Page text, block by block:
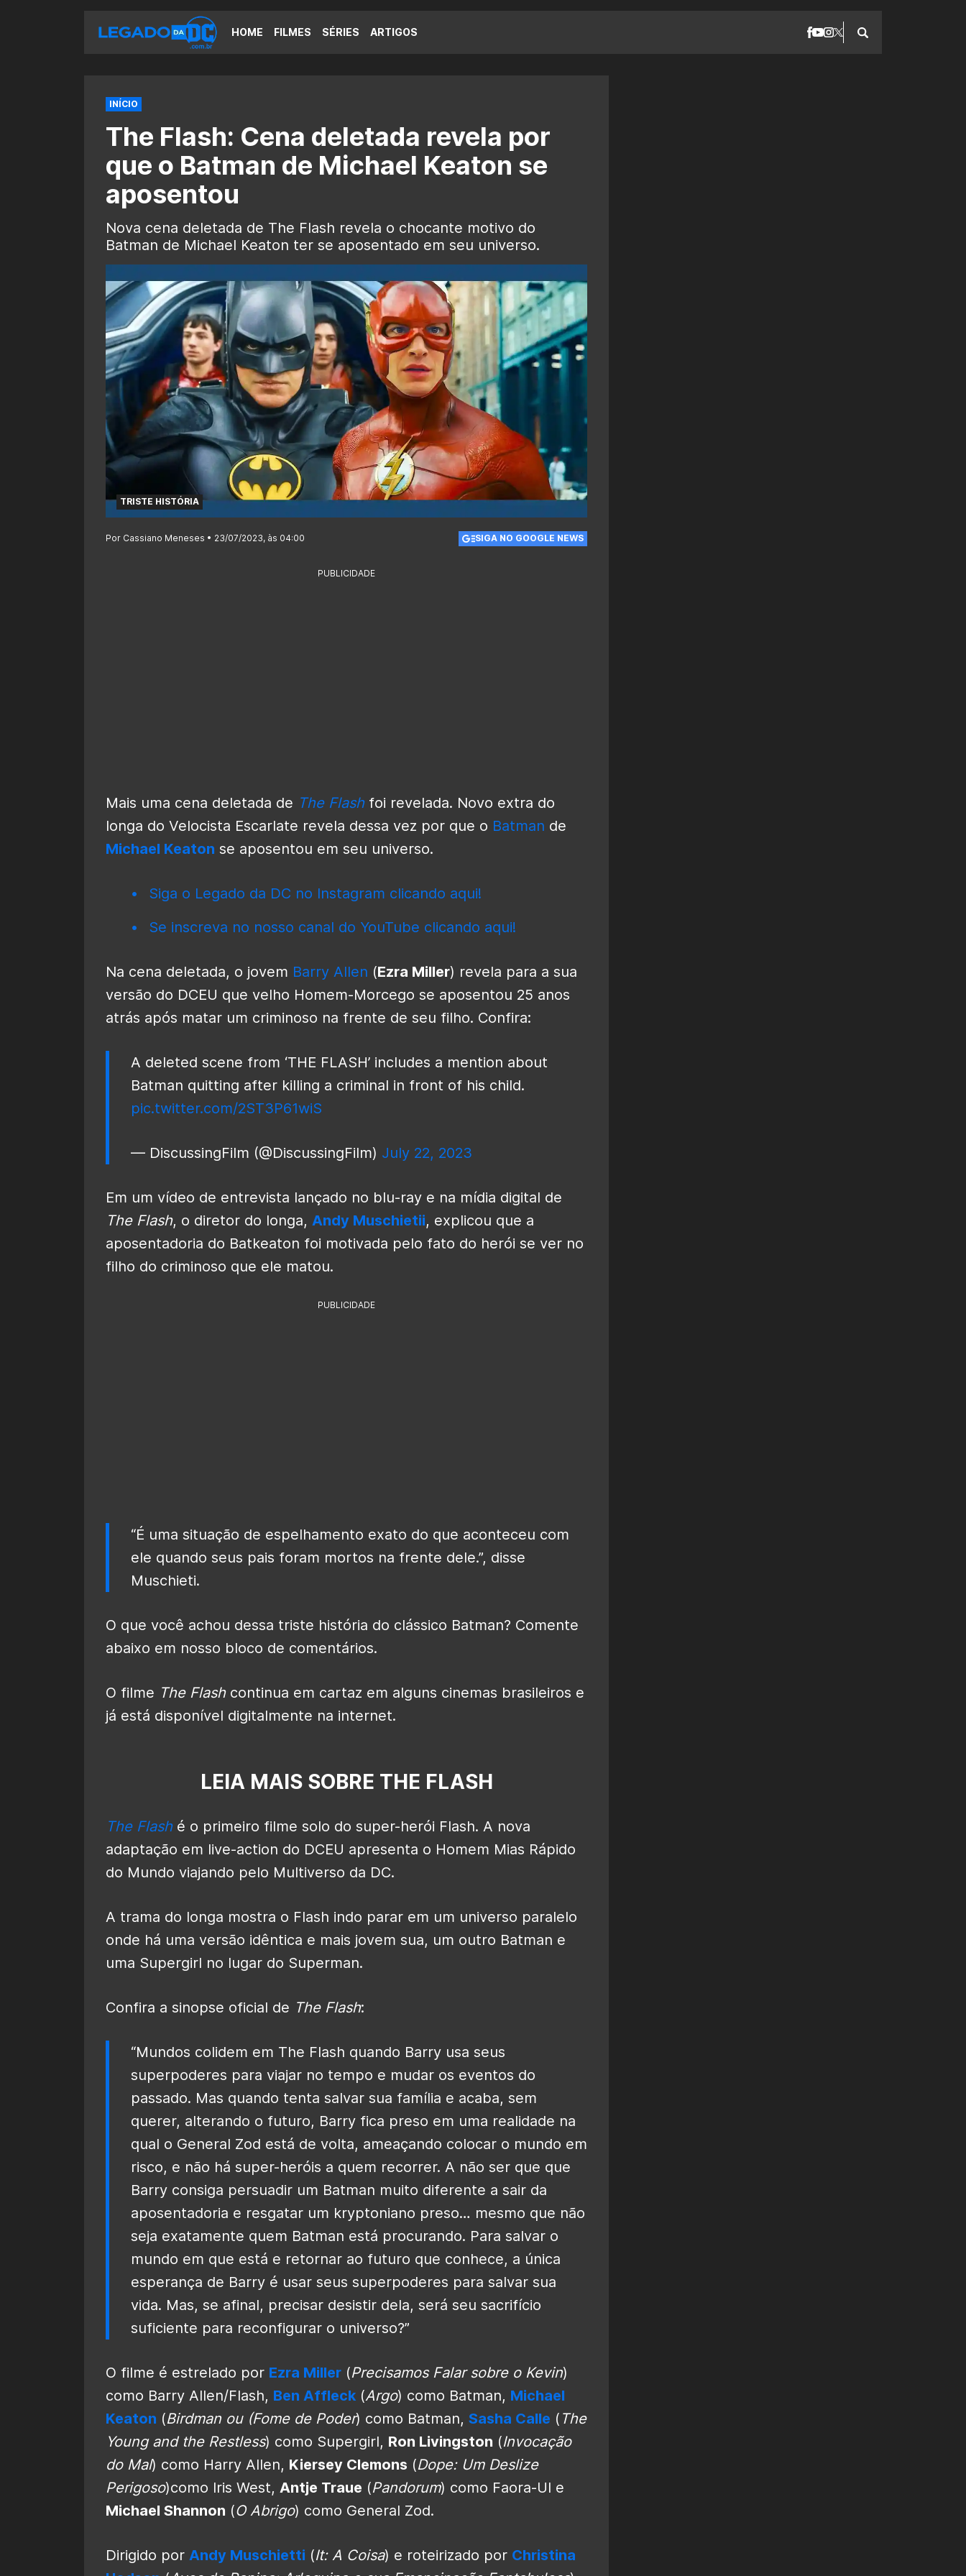
HOME FILMES SÉRIES ARTIGOS
INÍCIO
The Flash: Cena deletada revela por
que o Batman de Michael Keaton se
aposentou
Nova cena deletada de The Flash revela o chocante motivo do
Batman de Michael Keaton ter se aposentado em seu universo.
TRISTE HISTÓRIA
Por Cassiano Meneses • 23/07/2023, às 04:00 SIGA NO GOOGLE NEWS
PUBLICIDADE
Mais uma cena deletada de The Flashfoi revelada. Novo extra do
longa do Velocista Escarlate revela dessa vez por que o Batman de
Michael Keaton se aposentou em seu universo.
Siga o Legado da DC no Instagram clicando aqui!
Se inscreva no nosso canal do YouTube clicando aqui!
Na cena deletada, o jovem Barry Allen (Ezra Miller) revela para a sua
versão do DCEU que velho Homem-Morcego se aposentou 25 anos
atrás após matar um criminoso na frente de seu filho. Confira:
A deleted scene from ‘THE FLASH’ includes a mention about
Batman quitting after killing a criminal in front of his child.
pic.twitter.com/2ST3P61wiS
— DiscussingFilm (@DiscussingFilm) July 22, 2023
Em um vídeo de entrevista lançado no blu-ray e na mídia digital de
The Flash, o diretor do longa, Andy Muschietii, explicou que a
aposentadoria do Batkeaton foi motivada pelo fato do herói se ver no
filho do criminoso que ele matou.
PUBLICIDADE
“É uma situação de espelhamento exato do que aconteceu com
ele quando seus pais foram mortos na frente dele.”, disse
Muschieti.
O que você achou dessa triste história do clássico Batman? Comente
abaixo em nosso bloco de comentários.
O filme The Flashcontinua em cartaz em alguns cinemas brasileiros e
já está disponível digitalmente na internet.
LEIA MAIS SOBRE THE FLASH
The Flashé o primeiro filme solo do super-herói Flash. A nova
adaptação em live-action do DCEU apresenta o Homem Mias Rápido
do Mundo viajando pelo Multiverso da DC.
A trama do longa mostra o Flash indo parar em um universo paralelo
onde há uma versão idêntica e mais jovem sua, um outro Batman e
uma Supergirl no lugar do Superman.
Confira a sinopse oficial de The Flash:
“Mundos colidem em The Flash quando Barry usa seus
superpoderes para viajar no tempo e mudar os eventos do
passado. Mas quando tenta salvar sua família e acaba, sem
querer, alterando o futuro, Barry fica preso em uma realidade na
qual o General Zod está de volta, ameaçando colocar o mundo em
risco, e não há super-heróis a quem recorrer. A não ser que que
Barry consiga persuadir um Batman muito diferente a sair da
aposentadoria e resgatar um kryptoniano preso… mesmo que não
seja exatamente quem Batman está procurando. Para salvar o
mundo em que está e retornar ao futuro que conhece, a única
esperança de Barry é usar seus superpoderes para salvar sua
vida. Mas, se afinal, precisar desistir dela, será seu sacrifício
suficiente para reconfigurar o universo?”
O filme é estrelado por Ezra Miller (Precisamos Falar sobre o Kevin)
como Barry Allen/Flash, Ben Affleck (Argo) como Batman, Michael
Keaton (Birdman ou (Fome de Poder) como Batman, Sasha Calle ( The
Young and the Restless) como Supergirl, Ron Livingston (Invocação
do Mal) como Harry Allen, Kiersey Clemons (Dope: Um Deslize
Perigoso)como Iris West, Antje Traue (Pandorum) como Faora-Ul e
Michael Shannon (O Abrigo) como General Zod.
Dirigido por Andy Muschietti (It: A Coisa) e roteirizado por Christina